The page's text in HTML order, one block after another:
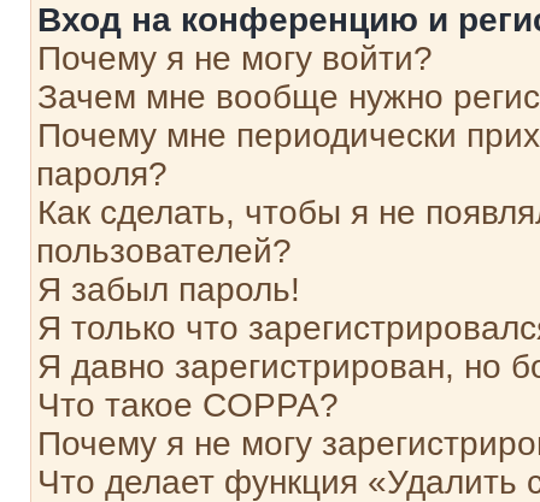
Вход на конференцию и
Почему я не могу войти?
Зачем мне вообще нужно
Почему мне периодически
пароля?
Как сделать, чтобы я не
пользователей?
Я забыл пароль!
Я только что
Я давно зарегистрирован, но
Что такое COPPA?
Почему я не могу
Что делает функция «Удалить